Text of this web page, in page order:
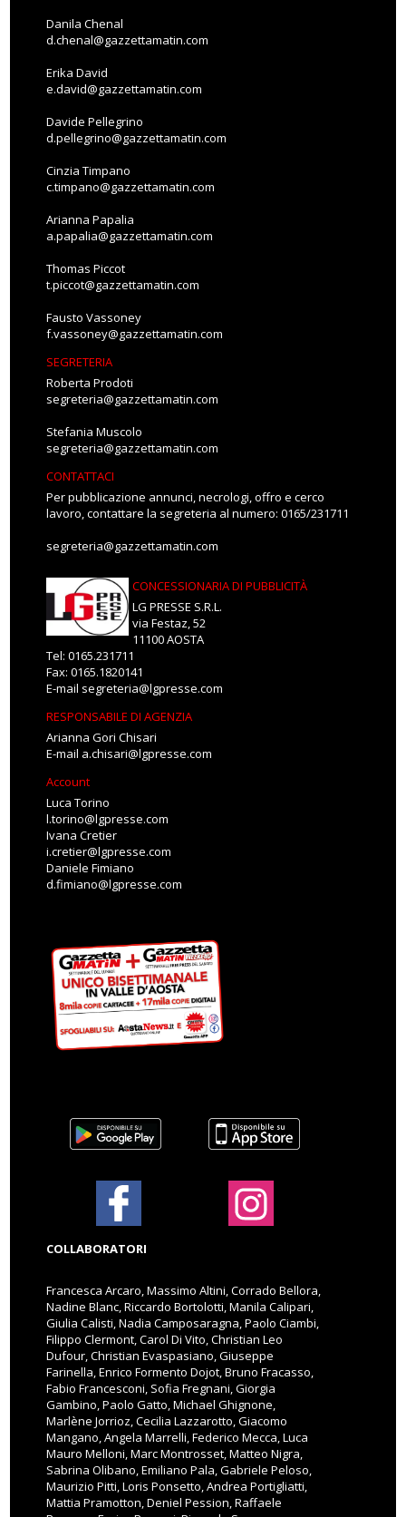
Danila Chenal
d.chenal@gazzettamatin.com
Erika David
e.david@gazzettamatin.com
Davide Pellegrino
d.pellegrino@gazzettamatin.com
Cinzia Timpano
c.timpano@gazzettamatin.com
Arianna Papalia
a.papalia@gazzettamatin.com
Thomas Piccot
t.piccot@gazzettamatin.com
Fausto Vassoney
f.vassoney@gazzettamatin.com
SEGRETERIA
Roberta Prodoti
segreteria@gazzettamatin.com
Stefania Muscolo
segreteria@gazzettamatin.com
CONTATTACI
Per pubblicazione annunci, necrologi, offro e cerco
lavoro, contattare la segreteria al numero: 0165/231711
segreteria@gazzettamatin.com
CONCESSIONARIA DI PUBBLICITÀ
LG PRESSE S.R.L.
via Festaz, 52
11100 AOSTA
Tel: 0165.231711
Fax: 0165.1820141
E-mail segreteria@lgpresse.com
RESPONSABILE DI AGENZIA
Arianna Gori Chisari
E-mail a.chisari@lgpresse.com
Account
Luca Torino
l.torino@lgpresse.com
Ivana Cretier
i.cretier@lgpresse.com
Daniele Fimiano
d.fimiano@lgpresse.com
COLLABORATORI
Francesca Arcaro, Massimo Altini, Corrado Bellora,
Nadine Blanc, Riccardo Bortolotti, Manila Calipari,
Giulia Calisti, Nadia Camposaragna, Paolo Ciambi,
Filippo Clermont, Carol Di Vito, Christian Leo
Dufour, Christian Evaspasiano, Giuseppe
Farinella, Enrico Formento Dojot, Bruno Fracasso,
Fabio Francesconi, Sofia Fregnani, Giorgia
Gambino, Paolo Gatto, Michael Ghignone,
Marlène Jorrioz, Cecilia Lazzarotto, Giacomo
Mangano, Angela Marrelli, Federico Mecca, Luca
Mauro Melloni, Marc Montrosset, Matteo Nigra,
Sabrina Olibano, Emiliano Pala, Gabriele Peloso,
Maurizio Pitti, Loris Ponsetto, Andrea Portigliatti,
Mattia Pramotton, Deniel Pession, Raffaele